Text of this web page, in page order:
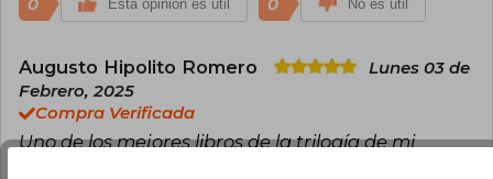
0 Esta opinión es útil 0 No es útil
Augusto Hipolito Romero
Lunes 03 de
Febrero, 2025
Compra Verificada
Uno de los mejores libros de la trilogía de mi